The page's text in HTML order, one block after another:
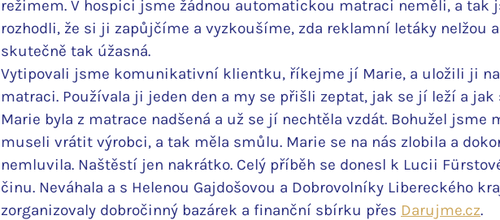
režimem. V hospici jsme žádnou automatickou matraci neměli, a tak
rozhodli, že si ji zapůjčíme a vyzkoušíme, zda reklamní letáky nelžou
skutečně tak úžasná.
Vytipovali jsme komunikativní klientku, říkejme jí Marie, a uložili ji
matraci. Používala ji jeden den a my se přišli zeptat, jak se jí leží a jak
Marie byla z matrace nadšená a už se jí nechtěla vzdát. Bohužel jsme
museli vrátit výrobci, a tak měla smůlu. Marie se na nás zlobila a
nemluvila. Naštěstí jen nakrátko. Celý příběh se donesl k Lucii
činu. Neváhala a s Helenou Gajdošovou a Dobrovolníky Libereckého
zorganizovaly dobročinný bazárek a finanční sbírku přes Darujme.cz.